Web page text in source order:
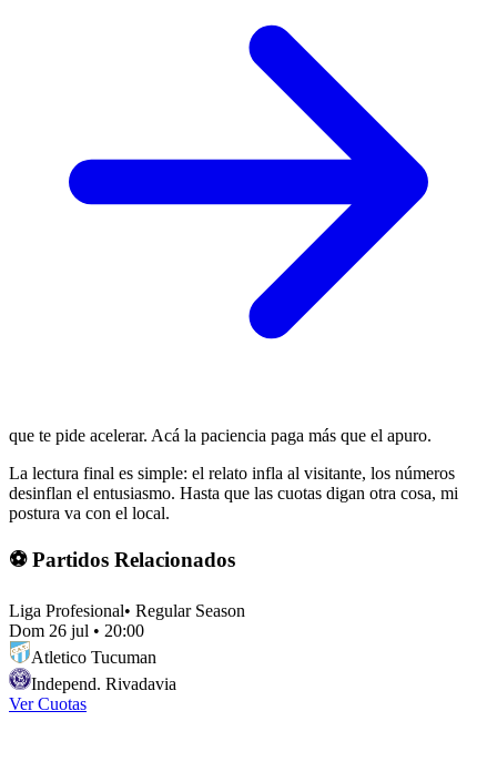
que te pide acelerar. Acá la paciencia paga más que el apuro.
La lectura final es simple: el relato infla al visitante, los números
desinflan el entusiasmo. Hasta que las cuotas digan otra cosa, mi
postura va con el local.
⚽ Partidos Relacionados
Liga Profesional• Regular Season
Dom 26 jul • 20:00
Atletico Tucuman
Independ. Rivadavia
Ver Cuotas